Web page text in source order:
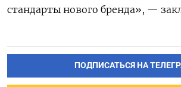
стандарты нового бренда», —
ПОДПИСАТЬСЯ НА